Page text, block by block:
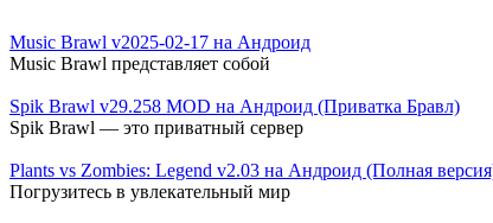
Music Brawl v2025-02-17 на Андроид
Music Brawl представляет собой
Spik Brawl v29.258 MOD на Андроид (Приватка Бравл)
Spik Brawl — это приватный сервер
Plants vs Zombies: Legend v2.03 на Андроид (Полная
Погрузитесь в увлекательный мир